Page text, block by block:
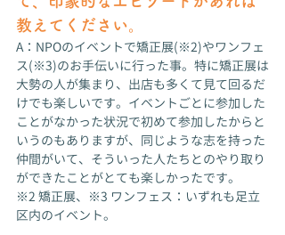
教えてください。
A：NPOのイベントで矯正展(※2)やワンフェ
ス(※3)のお手伝いに行った事。特に矯正展は
大勢の人が集まり、出店も多くて見て回るだ
けでも楽しいです。イベントごとに参加した
ことがなかった状況で初めて参加したからと
いうのもありますが、同じような志を持った
仲間がいて、そういった人たちとのやり取り
ができたことがとても楽しかったです。
※2 矯正展、※3 ワンフェス：いずれも足立
区内のイベント。